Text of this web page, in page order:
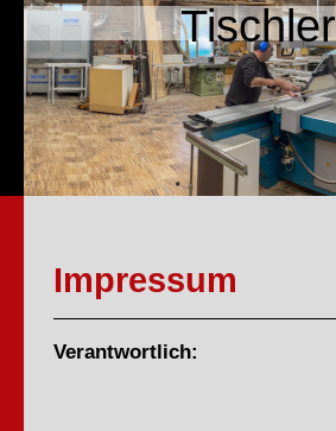
Impressum
Verantwortlich: